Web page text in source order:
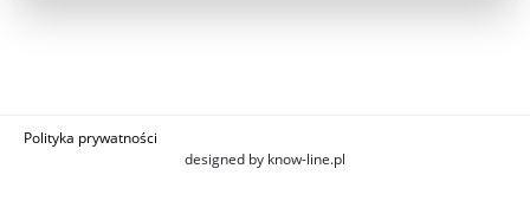
Polityka prywatności
designed by know-line.pl